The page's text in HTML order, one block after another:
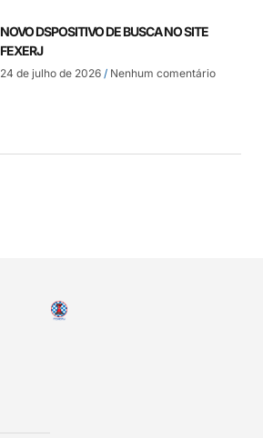
NOVO DSPOSITIVO DE BUSCA NO SITE
FEXERJ
24 de julho de 2026 Nenhum comentário